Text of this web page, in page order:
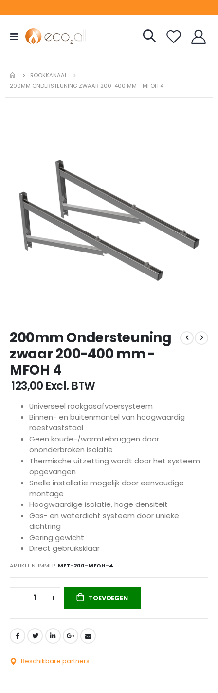
Toggle
Nav
ROOKKANAAL
200MM ONDERSTEUNING ZWAAR 200-400 MM - MFOH 4
gallerij
naar
het
begin
van
de
afbeeldingen-
200mm Ondersteuning
zwaar 200-400 mm -
MFOH 4
€ 123,00 Excl. BTW
Universeel rookgasafvoersysteem
Binnen- en buitenmantel van hoogwaardig
roestvaststaal
Geen koude-/warmtebruggen door
ononderbroken isolatie
Thermische uitzetting wordt door het systeem
opgevangen
Snelle installatie mogelijk door eenvoudige
montage
Hoogwaardige isolatie, hoge densiteit
Gas- en waterdicht systeem door unieke
dichtring
Gering gewicht
Direct gebruiksklaar
ARTIKEL NUMMER MET-200-MFOH-4
TOEVOEGEN
Beschikbare partners